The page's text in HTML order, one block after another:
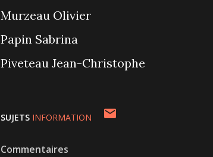
Murzeau Olivier
Papin Sabrina
Piveteau Jean-Christophe
SUJETS INFORMATION
Commentaires